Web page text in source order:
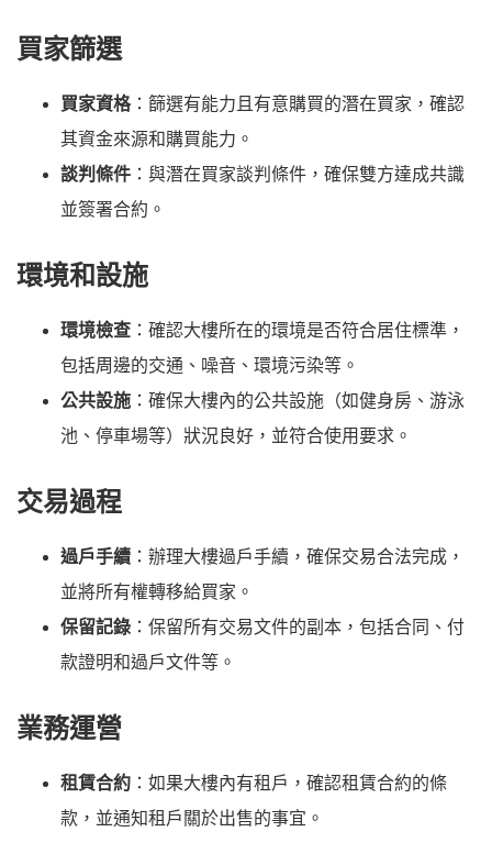
買家篩選
買家資格：篩選有能力且有意購買的潛在買家，確認
其資金來源和購買能力。
談判條件 ：與潛在買家談判條件，確保雙方達成共識
並簽署合約。
環境和設施
環境檢查 ：確認大樓所在的環境是否符合居住標準，
包括周邊的交通、噪音、環境污染等。
公共設施 ：確保大樓內的公共設施（如健身房、游泳
池、停車場等）狀況良好，並符合使用要求。
交易過程
過戶手續 ：辦理大樓過戶手續，確保交易合法完成，
並將所有權轉移給買家。
保留記錄 ：保留所有交易文件的副本，包括合同、付
款證明和過戶文件等。
業務運營
租賃合約 ：如果大樓內有租戶，確認租賃合約的條
款，並通知租戶關於出售的事宜。